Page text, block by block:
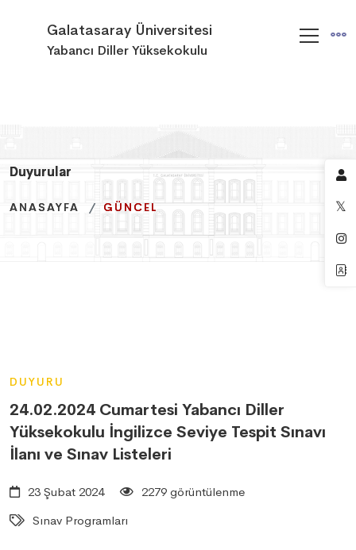
Galatasaray Üniversitesi
Yabancı Diller Yüksekokulu
Duyurular
ANASAYFA GÜNCEL
Duyurular
ANASAYFA GÜNCEL
Duyurular
ANASAYFA GÜNCEL
DUYURU
24.02.2024 Cumartesi Yabancı Diller
Yüksekokulu İngilizce Seviye Tespit Sınavı
İlanı ve Sınav Listeleri
23 Şubat 2024
2279 görüntülenme
Sınav Programları